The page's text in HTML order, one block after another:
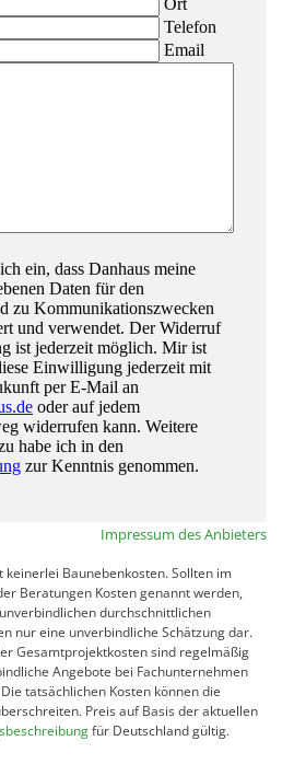
Impressum des Anbieters
Baunebenkosten. Sollten im
Beratungen Kosten genannt werden,
durchschnittlichen
nur eine unverbindliche Schätzung dar.
Gesamtprojektkosten sind regelmäßig
Angebote bei Fachunternehmen
tatsächlichen Kosten können die
Preis auf Basis der aktuellen
für Deutschland gültig.